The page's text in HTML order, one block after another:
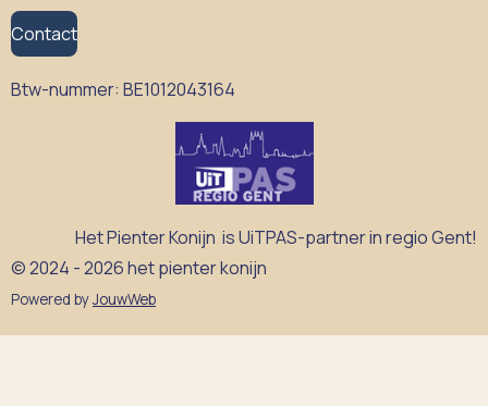
Contact
Btw-nummer: BE1012043164
Het Pienter Konijn is UiTPAS-partner in regio Gent!
© 2024 - 2026 het pienter konijn
Powered byJouwWeb